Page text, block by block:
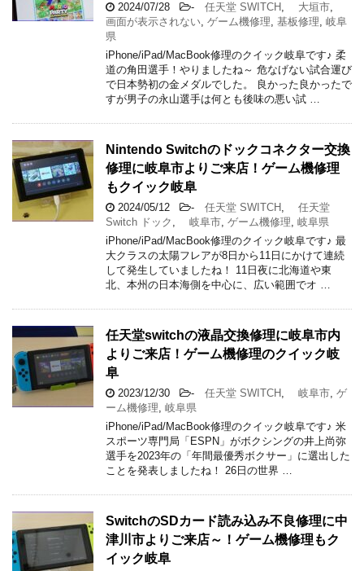
2024/07/28 - 任天堂 SWITCH , 大垣市,
画面が表示されない, ゲーム機修理, 基板修理, 岐阜
県
iPhone/iPad/MacBook修理のクイック岐阜です♪ 柔
道の角田選手！やりましたね～ 危なげない試合運び
で日本勢初の金メダルでした。 良かった良かったで
すが男子の永山選手は何とも後味の悪い試 …
Nintendo Switchのドックコネクター交換
修理に岐阜市よりご来店！ゲーム機修理
もクイック岐阜
2024/05/12 - 任天堂 SWITCH ,
任天堂
Switch ドック , 岐阜市, ゲーム機修理, 岐阜県
iPhone/iPad/MacBook修理のクイック岐阜です♪ 最
大クラスの太陽フレアが8日から11日にかけて連続
して発生していましたね！ 11日夜に北海道や東
北、本州の日本海側を中心に、広い範囲でオ …
任天堂switchの液晶交換修理に岐阜市内
よりご来店！ゲーム機修理のクイック岐
阜
2023/12/30 - 任天堂 SWITCH , 岐阜市, ゲ
ーム機修理, 岐阜県
iPhone/iPad/MacBook修理のクイック岐阜です♪ 米
スポーツ専門局「ESPN」がボクシングの井上尚弥
選手を2023年の「年間最優秀ボクサー」に選出した
ことを発表しましたね！ 26日の世界 …
SwitchのSDカード読み込み不良修理に中
津川市よりご来店～！ゲーム機修理もク
イック岐阜